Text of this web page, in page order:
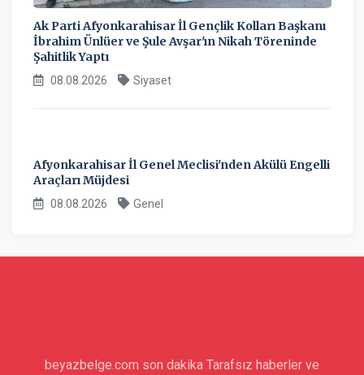
Ak Parti Afyonkarahisar İl Gençlik Kolları Başkanı
İbrahim Ünlüer ve Şule Avşar'ın Nikah Töreninde
Şahitlik Yaptı
08.08.2026 Siyaset
Afyonkarahisar İl Genel Meclisi'nden Akülü Engelli
Araçları Müjdesi
08.08.2026 Genel
beyazbelge.com son dakika Tarafsız haberler ve